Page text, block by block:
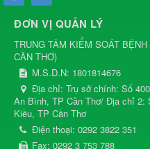
ĐƠN VỊ QUẢN LÝ
TRUNG TÂM KIỂM SOÁT
CẦN THƠ)
M.S.D.N: 1801814676
Địa chỉ: Trụ sở chính: Số
An Bình, TP Cần Thơ/ Địa chỉ 2:
Kiều, TP Cần Thơ
Điện thoại: 0292 3822 351
Fax: 0292 3 753 788